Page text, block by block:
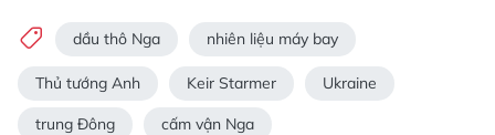
dầu thô Nga nhiên liệu máy bay
Thủ tướng Anh Keir Starmer Ukraine
trung Đông cấm vận Nga